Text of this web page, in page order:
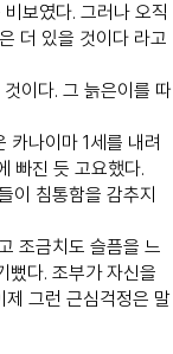
보였다. 그러나 오직
더 있을 것이다 라고
이다. 그 늙은이를 따
카나이마 1세를 내려
빠진 듯 고요했다.
이 침통함을 감추지
조금치도 슬픔을 느
뻤다. 조부가 자신을
그런 근심걱정은 말